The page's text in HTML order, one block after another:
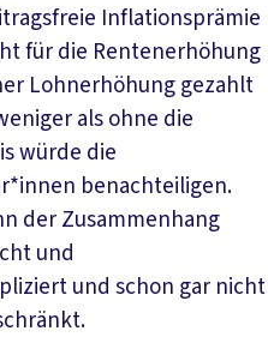
Inflationsprämie
für die Rentenerhöhung
Lohnerhöhung gezahlt
als ohne die
würde die
benachteiligen.
der Zusammenhang
und
und schon gar nicht